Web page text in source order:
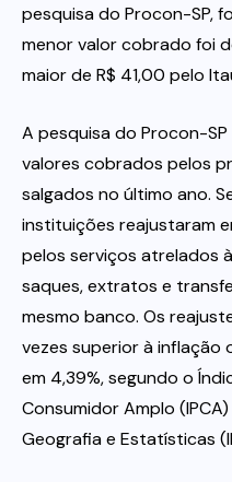
pesquisa do Procon-SP,
menor valor cobrado foi
maior de R$ 41,00 pelo
A pesquisa do Procon-
valores cobrados pelos
salgados no último ano.
instituições reajustaram
pelos serviços atrelados
saques, extratos e
mesmo banco. Os
vezes superior à inflação
em 4,39%, segundo o
Consumidor Amplo
Geografia e Estatísticas